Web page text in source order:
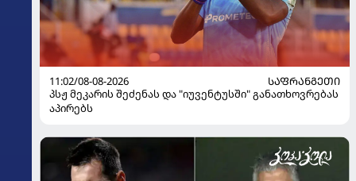
11:02/08-08-2026
ᲡᲐᲤᲠᲐᲜᲒᲔᲗᲘ
პსჟ მეკარის შეძენას და "იუვენტუსში" განათხოვრებას
აპირებს